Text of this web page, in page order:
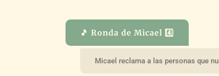
🎵 Ronda de Micael 4️⃣
Micael reclama a las personas que